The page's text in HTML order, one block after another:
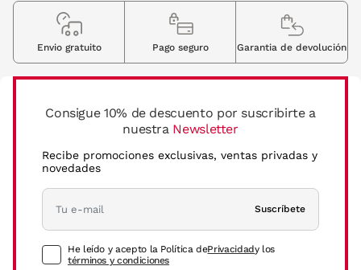
Consigue 10% de descuento por suscribirte a
nuestra Newsletter
Recibe promociones exclusivas, ventas privadas y
novedades
Suscríbete
He leído y acepto la Política dePrivacidady los
términos y condiciones
Envio gratuito Pago seguro Garantia de devolución